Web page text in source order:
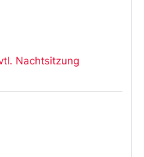
Nachtsitzung